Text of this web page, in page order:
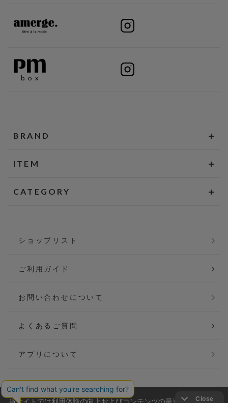
BRAND
ITEM
CATEGORY
ショップリスト
ご利用ガイド
お問い合わせについて
よくあるご質問
アプリについて